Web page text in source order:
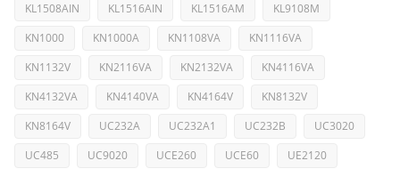
KL1508AIN
KL1516AIN KL1516AM
KL9108M
KN1000
KN1000A KN1108VA
KN1116VA
KN1132V
KN2116VA KN2132VA
KN4116VA
KN4132VA
KN4140VA KN4164V
KN8132V
KN8164V
UC232A UC232A1 UC232B
UC3020
UC485
UC9020 UCE260 UCE60
UE2120